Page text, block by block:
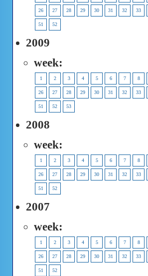
26 27 28 29 30 31 32 33
51 52
2009
week:
1 2 3 4 5 6 7 8
26 27 28 29 30 31 32 33
51 52 53
2008
week:
1 2 3 4 5 6 7 8
26 27 28 29 30 31 32 33
51 52
2007
week:
1 2 3 4 5 6 7 8
26 27 28 29 30 31 32 33
51 52